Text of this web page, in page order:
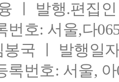
ㅣ 발행.편집
번호: 서울,다
국 ㅣ 발행일
록번호: 서울,